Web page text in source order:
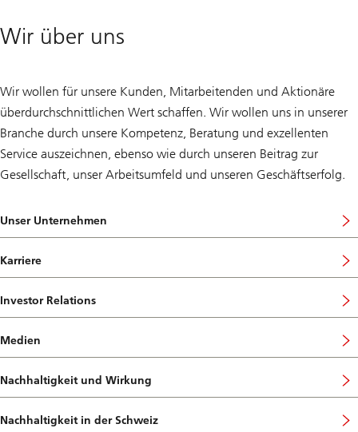
Wir über uns
Wir wollen für unsere Kunden, Mitarbeitenden und Aktionäre
überdurchschnittlichen Wert schaffen. Wir wollen uns in unserer
Branche durch unsere Kompetenz, Beratung und exzellenten
Service auszeichnen, ebenso wie durch unseren Beitrag zur
Gesellschaft, unser Arbeitsumfeld und unseren Geschäftserfolg.
Unser Unternehmen
Karriere
Investor Relations
Medien
Nachhaltigkeit und Wirkung
Nachhaltigkeit in der Schweiz